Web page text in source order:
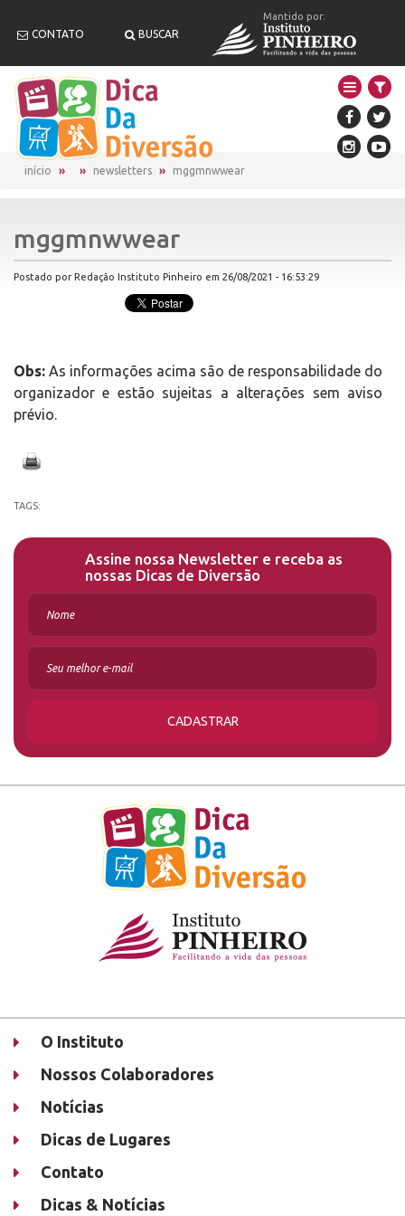
CONTATO BUSCAR
Mantido por:
início newsletters mggmnwwear
mggmnwwear
Postado por Redação Instituto Pinheiro em 26/08/2021 - 16:53:29
Obs: As informações acima são de responsabilidade do
organizador e estão sujeitas a alterações sem aviso
prévio.
TAGS:
Assine nossa Newsletter e receba as
nossas Dicas de Diversão
CADASTRAR
O Instituto
Nossos Colaboradores
Notícias
Dicas de Lugares
Contato
Dicas & Notícias